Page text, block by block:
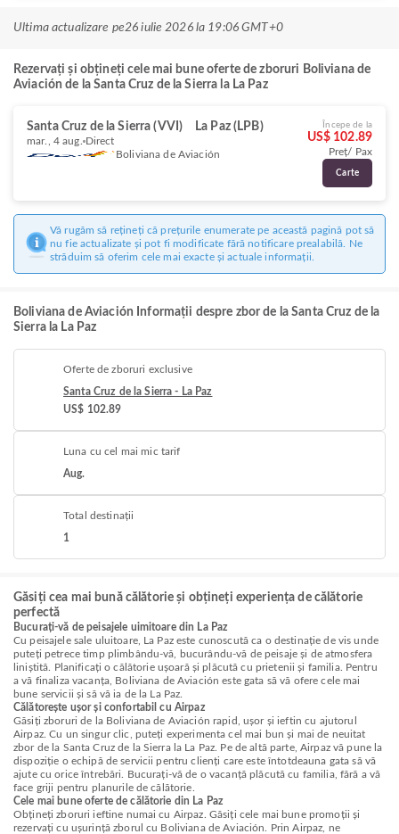
Ultima actualizare pe26 iulie 2026 la 19:06 GMT+0
Rezervați și obțineți cele mai bune oferte de zboruri Boliviana de
Aviación de la Santa Cruz de la Sierra la La Paz
Santa Cruz de la Sierra (VVI) La Paz (LPB)
mar., 4 aug. Direct
Boliviana de Aviación
Începe de la
US$ 102.89
Preț/ Pax
Carte
Vă rugăm să rețineți că prețurile enumerate pe această pagină pot să
nu fie actualizate și pot fi modificate fără notificare prealabilă. Ne
străduim să oferim cele mai exacte și actuale informații.
Boliviana de Aviación Informații despre zbor de la Santa Cruz de la
Sierra la La Paz
Oferte de zboruri exclusive
Santa Cruz de la Sierra - La Paz
US$ 102.89
Luna cu cel mai mic tarif
Aug.
Total destinații
1
Găsiți cea mai bună călătorie și obțineți experiența de călătorie
perfectă
Bucurați-vă de peisajele uimitoare din La Paz
Cu peisajele sale uluitoare, La Paz este cunoscută ca o destinație de vis unde
puteți petrece timp plimbându-vă, bucurându-vă de peisaje și de atmosfera
liniștită. Planificați o călătorie ușoară și plăcută cu prietenii și familia. Pentru
a vă finaliza vacanța, Boliviana de Aviación este gata să vă ofere cele mai
bune servicii și să vă ia de la La Paz.
Călătorește ușor și confortabil cu Airpaz
Găsiți zboruri de la Boliviana de Aviación rapid, ușor și ieftin cu ajutorul
Airpaz. Cu un singur clic, puteți experimenta cel mai bun și mai de neuitat
zbor de la Santa Cruz de la Sierra la La Paz. Pe de altă parte, Airpaz vă pune la
dispoziție o echipă de servicii pentru clienți care este întotdeauna gata să vă
ajute cu orice întrebări. Bucurați-vă de o vacanță plăcută cu familia, fără a vă
face griji pentru planurile de călătorie.
Cele mai bune oferte de călătorie din La Paz
Obțineți zboruri ieftine numai cu Airpaz. Găsiți cele mai bune promoții și
rezervați cu ușurință zborul cu Boliviana de Aviación. Prin Airpaz, ne